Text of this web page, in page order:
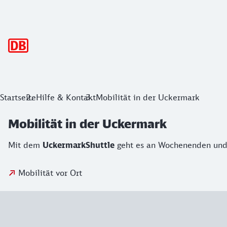
StartseiteHilfe & KontaktMobilität in der Uckermark
Mobilität in der Uckermark
Mit dem UckermarkShuttle geht es an Wochenenden
Mobilität vor Ort